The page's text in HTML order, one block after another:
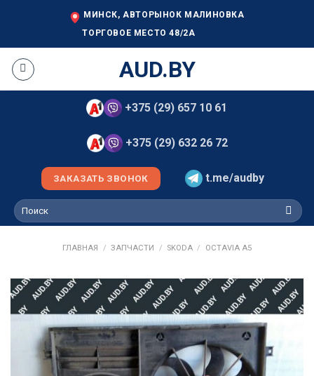
МИНСК, АВТОРЫНОК МАЛИНОВКА
ТОРГОВОЕ МЕСТО 48/2А
AUD.BY
+375 (29) 657 10 61
+375 (29) 632 26 72
ЗАКАЗАТЬ ЗВОНОК t.me/audby
Искать:
ГЛАВНАЯ / ЗАПЧАСТИ / SKODA / OCTAVIA A5